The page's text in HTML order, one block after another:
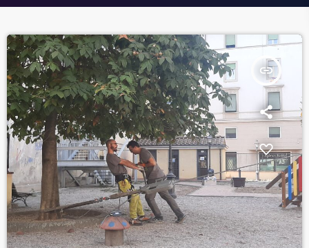
insert_link